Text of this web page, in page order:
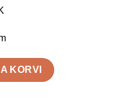
LEPP kogus
KORVI